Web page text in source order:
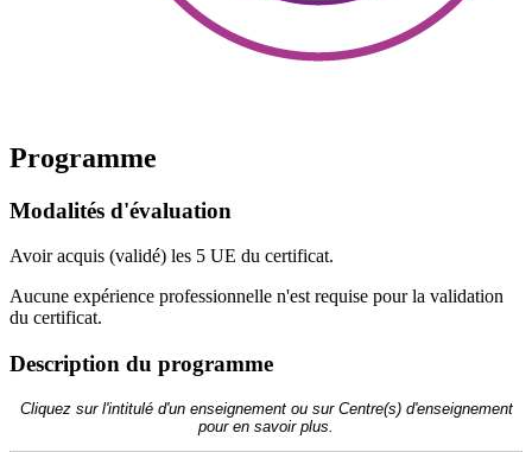
Programme
Modalités d'évaluation
Avoir acquis (validé) les 5 UE du certificat.
Aucune expérience professionnelle n'est requise pour la validation
du certificat.
Description du programme
Cliquez sur l'intitulé d'un enseignement ou sur Centre(s) d'enseignement
pour en savoir plus.